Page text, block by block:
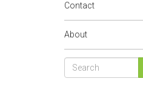
Contact
About